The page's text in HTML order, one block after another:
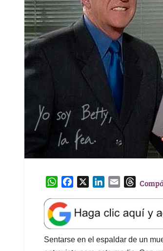
W
a
t
s
A
e
b
o
k
e
d
l
T
e
a
d
Sentarse en el espaldar de un